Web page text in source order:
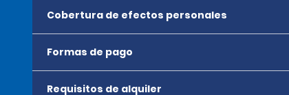
Cobertura de efectos personales
Formas de pago
Requisitos de alquiler